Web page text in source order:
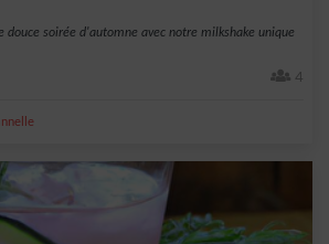
douce soirée d'automne avec notre milkshake unique
4